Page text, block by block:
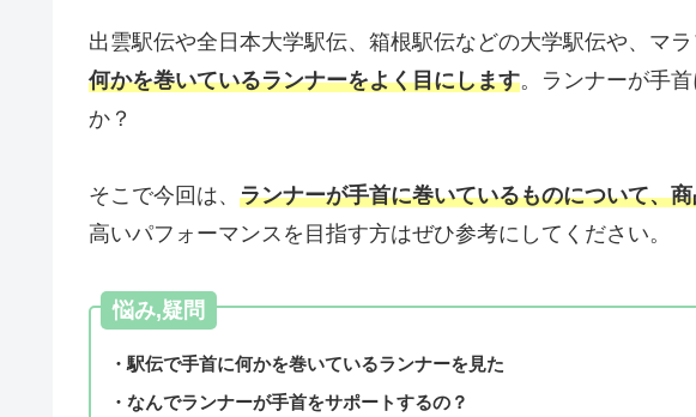
出雲駅伝や全日本大学駅伝、箱根駅伝などの大学駅伝や、マ
何かを巻いているランナーをよく目にします。ランナーが手
か？
そこで今回は、 ランナーが手首に巻いているものについて、
高いパフォーマンスを目指す方はぜひ参考にしてください。
悩み,疑問
・駅伝で手首に何かを巻いているランナーを見た
・なんでランナーが手首をサポートするの？